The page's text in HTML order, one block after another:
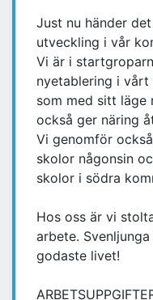
Just nu händer
utveckling i vår
Vi är i
nyetablering i
som med sitt läge
också ger näring
Vi genomför
skolor någonsin
skolor i södra
Hos oss är vi
arbete.
godaste livet!